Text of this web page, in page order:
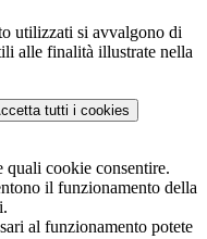
utilizzati si avvalgono di
alle finalità illustrate nella
tutti i cookies
quali cookie consentire.
il funzionamento della
al funzionamento potete